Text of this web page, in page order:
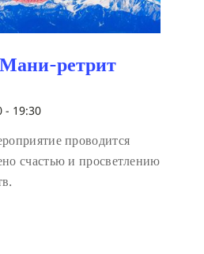
ретрит
- 19:30
проводится
счастью и просветлению